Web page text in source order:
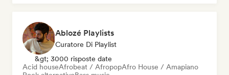
Ablozé Playlists
Curatore Di Playlist
&gt; 3000 risposte date
Acid houseAfrobeat / AfropopAfro House / Amapiano